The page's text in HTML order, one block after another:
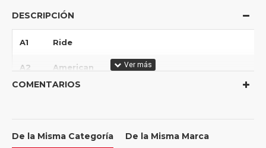
DESCRIPCIÓN
A1 Ride
A2 American
B1 Blue Velvet
COMENTARIOS
De la Misma Categoría De la Misma Marca